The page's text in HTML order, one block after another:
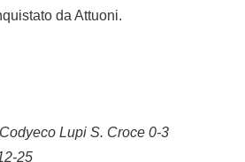
da Attuoni.
Lupi S. Croce 0-3
25